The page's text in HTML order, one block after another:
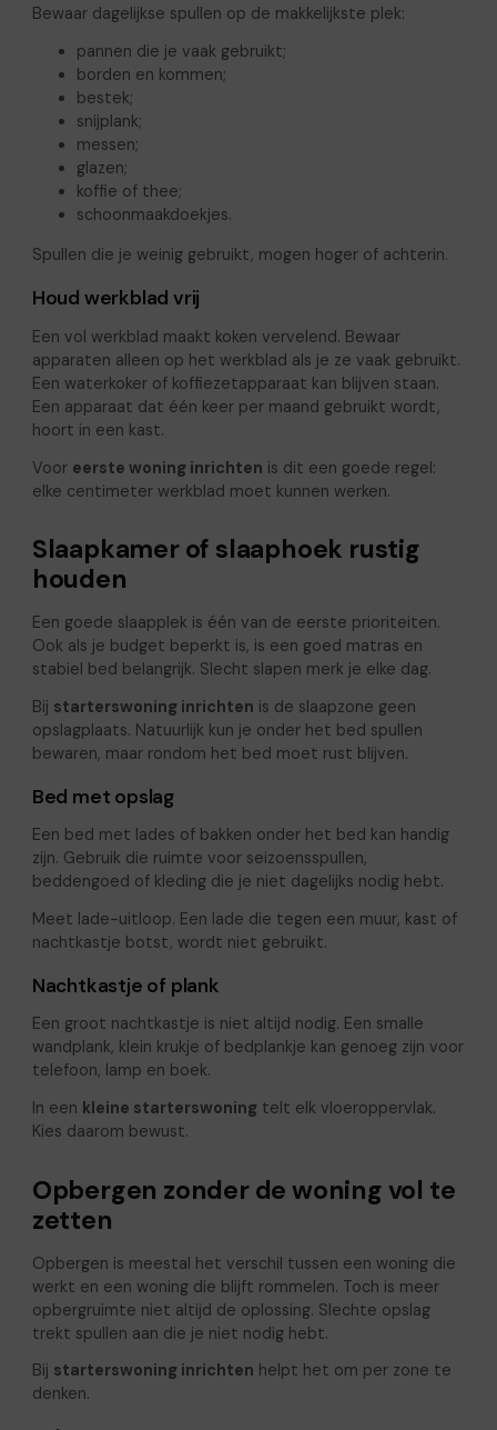
Bewaar dagelijkse spullen op de makkelijkste plek:
pannen die je vaak gebruikt;
borden en kommen;
bestek;
snijplank;
messen;
glazen;
koffie of thee;
schoonmaakdoekjes.
Spullen die je weinig gebruikt, mogen hoger of achterin.
Houd werkblad vrij
Een vol werkblad maakt koken vervelend. Bewaar
apparaten alleen op het werkblad als je ze vaak gebruikt.
Een waterkoker of koffiezetapparaat kan blijven staan.
Een apparaat dat één keer per maand gebruikt wordt,
hoort in een kast.
Voor eerste woning inrichten is dit een goede regel:
elke centimeter werkblad moet kunnen werken.
Slaapkamer of slaaphoek rustig
houden
Een goede slaapplek is één van de eerste prioriteiten.
Ook als je budget beperkt is, is een goed matras en
stabiel bed belangrijk. Slecht slapen merk je elke dag.
Bij starterswoning inrichten is de slaapzone geen
opslagplaats. Natuurlijk kun je onder het bed spullen
bewaren, maar rondom het bed moet rust blijven.
Bed met opslag
Een bed met lades of bakken onder het bed kan handig
zijn. Gebruik die ruimte voor seizoensspullen,
beddengoed of kleding die je niet dagelijks nodig hebt.
Meet lade-uitloop. Een lade die tegen een muur, kast of
nachtkastje botst, wordt niet gebruikt.
Nachtkastje of plank
Een groot nachtkastje is niet altijd nodig. Een smalle
wandplank, klein krukje of bedplankje kan genoeg zijn voor
telefoon, lamp en boek.
In een kleine starterswoningtelt elk vloeroppervlak.
Kies daarom bewust.
Opbergen zonder de woning vol te
zetten
Opbergen is meestal het verschil tussen een woning die
werkt en een woning die blijft rommelen. Toch is meer
opbergruimte niet altijd de oplossing. Slechte opslag
trekt spullen aan die je niet nodig hebt.
Bij starterswoning inrichten helpt het om per zone te
denken.